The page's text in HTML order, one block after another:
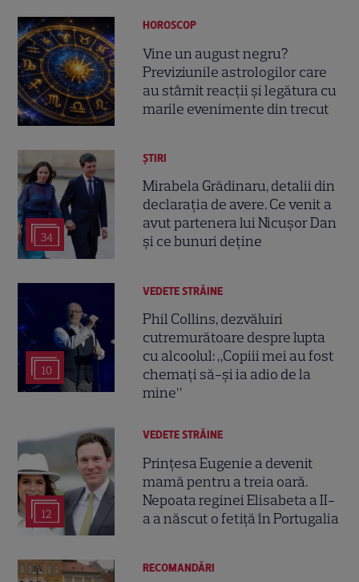
HOROSCOP
Vine un august negru?
Previziunile astrologilor care
au stârnit reacții și legătura cu
marile evenimente din trecut
34
ȘTIRI
Mirabela Grădinaru, detalii din
declarația de avere. Ce venit a
avut partenera lui Nicușor Dan
și ce bunuri deține
10
VEDETE STRĂINE
Phil Collins, dezvăluiri
cutremurătoare despre lupta
cu alcoolul: „Copiii mei au fost
chemați să-și ia adio de la
mine”
12
VEDETE STRĂINE
Prințesa Eugenie a devenit
mamă pentru a treia oară.
Nepoata reginei Elisabeta a II-
a a născut o fetiță în Portugalia
RECOMANDĂRI